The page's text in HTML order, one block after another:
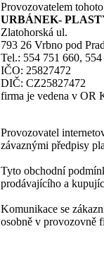
Provozovatelem
URBÁNEK-
Zlatohorská ul.
793 26 Vrbno pod
Tel.: 554 751 660,
IČO: 25827472
DIČ: CZ25827472
firma je vedena v OR
Provozovatel
závaznými předpisy
Tyto obchodní
prodávajícího a
Komunikace se
osobně v provozovně